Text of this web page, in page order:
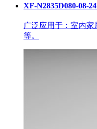
XF-N2835D080-08-
广泛应用于：室内
等。